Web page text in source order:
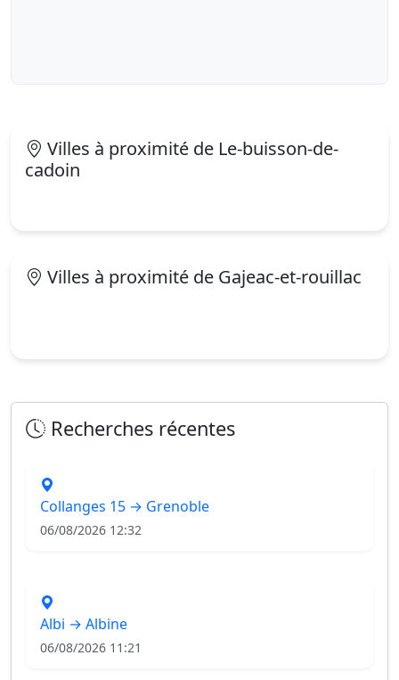
Villes à proximité de Le-buisson-de-
cadoin
Villes à proximité de Gajeac-et-rouillac
Recherches récentes
Collanges 15 → Grenoble
06/08/2026 12:32
Albi → Albine
06/08/2026 11:21